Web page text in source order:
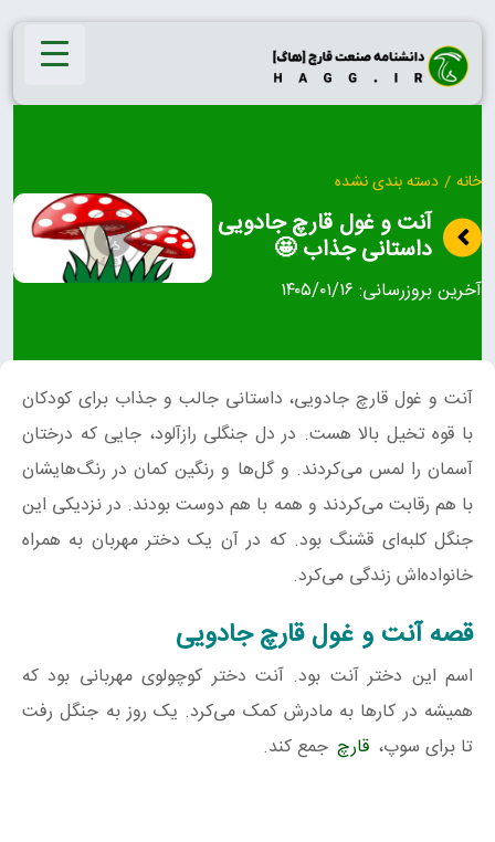
Skip
content
خانه / دسته بندی نشده
آنت و غول قارچ جادویی
داستانی جذاب 🤩
آخرین بروزرسانی: ۱۴۰۵/۰۱/۱۶
آنت و غول قارچ جادویی، داستانی جالب و جذاب برای کودکان
با قوه تخیل بالا هست. در دل جنگلی رازآلود، جایی که درختان
آسمان را لمس می‌کردند. و گل‌ها و رنگین کمان در رنگ‌هایشان
با هم رقابت می‌کردند و همه با هم دوست بودند. در نزدیکی این
جنگل کلبه‌ای قشنگ بود. که در آن یک دختر مهربان به همراه
خانواده‌اش زندگی می‌کرد.
قصه آنت و غول قارچ جادویی
اسم این دختر آنت بود. آنت دختر کوچولوی مهربانی بود که
همیشه در کارها به مادرش کمک می‌کرد. یک روز به جنگل رفت
تا برای سوپ، قارچ جمع کند.